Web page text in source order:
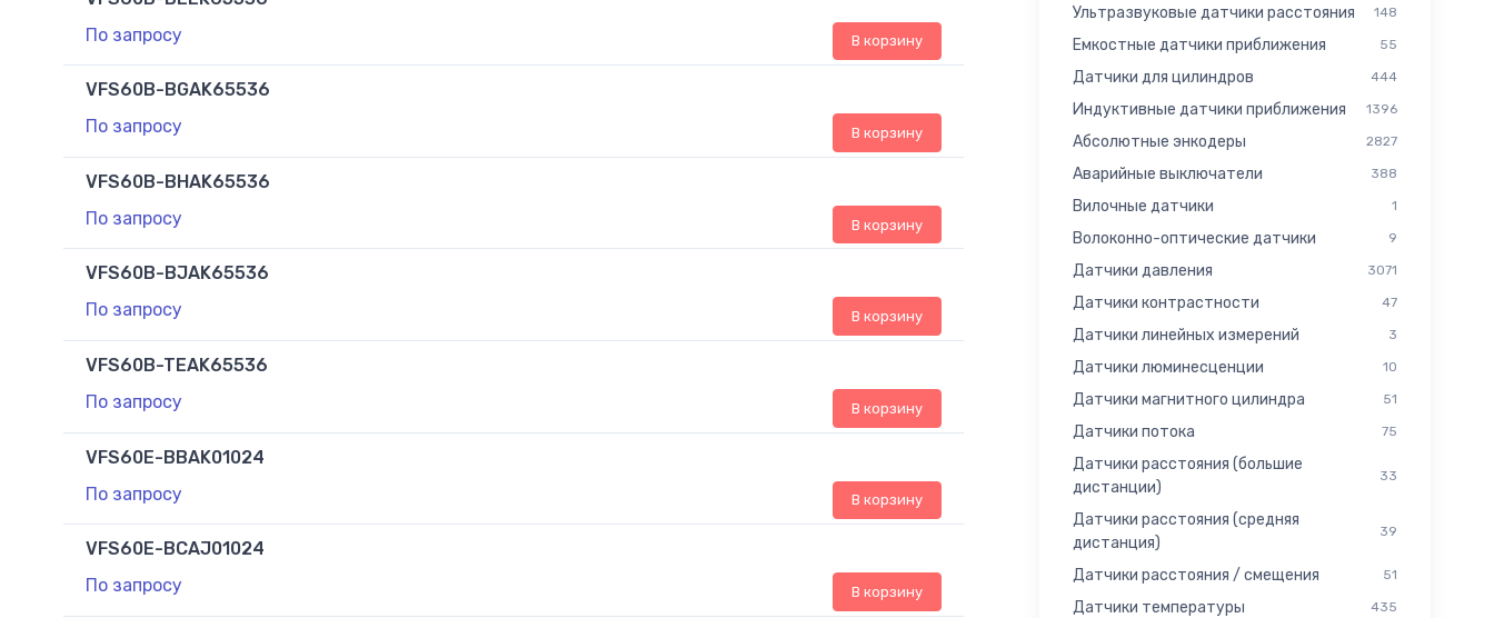
По запросу
В корзину
VFS60B-BGAK65536
По запросу
В корзину
VFS60B-BHAK65536
По запросу
В корзину
VFS60B-BJAK65536
По запросу
В корзину
VFS60B-TEAK65536
По запросу
В корзину
VFS60E-BBAK01024
По запросу
В корзину
VFS60E-BCAJ01024
По запросу
В корзину
Ультразвуковые датчики расстояния 148
Емкостные датчики приближения 55
Датчики для цилиндров 444
Индуктивные датчики приближения 1396
Абсолютные энкодеры 2827
Аварийные выключатели 388
Вилочные датчики 1
Волоконно-оптические датчики 9
Датчики давления 3071
Датчики контрастности 47
Датчики линейных измерений 3
Датчики люминесценции 10
Датчики магнитного цилиндра 51
Датчики потока 75
Датчики расстояния (большие
дистанции)
33
Датчики расстояния (средняя
дистанция)
39
Датчики расстояния / смещения 51
Датчики температуры 435